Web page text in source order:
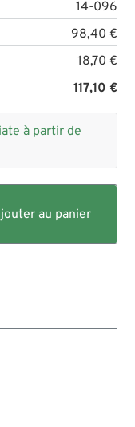
14-096
98,40 €
18,70 €
117,10 €
à partir de